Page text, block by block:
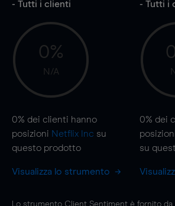
- Tutti i clienti
0%
N/A
0% dei clienti hanno
posizioni Netflix Inc su
questo prodotto
Visualizza lo strumento
- Tutti i
0% dei
su
Lo strumento Client Sentiment è fornito